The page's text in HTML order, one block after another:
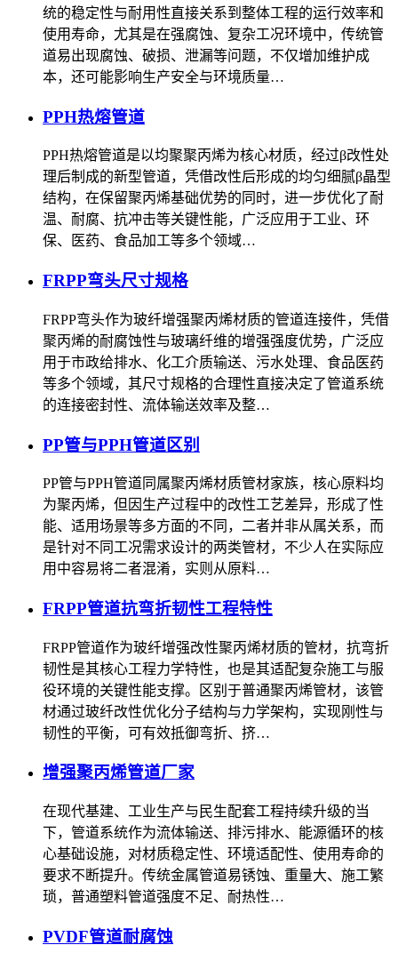
统的稳定性与耐用性直接关系到整体工程的运行效率和
使用寿命，尤其是在强腐蚀、复杂工况环境中，传统管
道易出现腐蚀、破损、泄漏等问题，不仅增加维护成
本，还可能影响生产安全与环境质量…
PPH热熔管道
PPH热熔管道是以均聚聚丙烯为核心材质，经过β改性处
理后制成的新型管道，凭借改性后形成的均匀细腻β晶型
结构，在保留聚丙烯基础优势的同时，进一步优化了耐
温、耐腐、抗冲击等关键性能，广泛应用于工业、环
保、医药、食品加工等多个领域…
FRPP弯头尺寸规格
FRPP弯头作为玻纤增强聚丙烯材质的管道连接件，凭借
聚丙烯的耐腐蚀性与玻璃纤维的增强强度优势，广泛应
用于市政给排水、化工介质输送、污水处理、食品医药
等多个领域，其尺寸规格的合理性直接决定了管道系统
的连接密封性、流体输送效率及整…
PP管与PPH管道区别
PP管与PPH管道同属聚丙烯材质管材家族，核心原料均
为聚丙烯，但因生产过程中的改性工艺差异，形成了性
能、适用场景等多方面的不同，二者并非从属关系，而
是针对不同工况需求设计的两类管材，不少人在实际应
用中容易将二者混淆，实则从原料…
FRPP管道抗弯折韧性工程特性
FRPP管道作为玻纤增强改性聚丙烯材质的管材，抗弯折
韧性是其核心工程力学特性，也是其适配复杂施工与服
役环境的关键性能支撑。区别于普通聚丙烯管材，该管
材通过玻纤改性优化分子结构与力学架构，实现刚性与
韧性的平衡，可有效抵御弯折、挤…
增强聚丙烯管道厂家
在现代基建、工业生产与民生配套工程持续升级的当
下，管道系统作为流体输送、排污排水、能源循环的核
心基础设施，对材质稳定性、环境适配性、使用寿命的
要求不断提升。传统金属管道易锈蚀、重量大、施工繁
琐，普通塑料管道强度不足、耐热性…
PVDF管道耐腐蚀